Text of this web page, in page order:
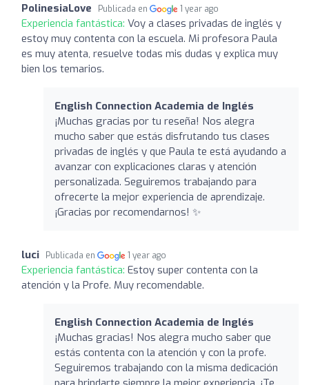
PolinesiaLove Publicada en 1 year ago
Experiencia fantástica: Voy a clases privadas de inglés y
estoy muy contenta con la escuela. Mi profesora Paula
es muy atenta, resuelve todas mis dudas y explica muy
bien los temarios.
English Connection Academia de Inglés
¡Muchas gracias por tu reseña! Nos alegra
mucho saber que estás disfrutando tus clases
privadas de inglés y que Paula te está ayudando a
avanzar con explicaciones claras y atención
personalizada. Seguiremos trabajando para
ofrecerte la mejor experiencia de aprendizaje.
¡Gracias por recomendarnos! ✨
luci Publicada en 1 year ago
Experiencia fantástica: Estoy super contenta con la
atención y la Profe. Muy recomendable.
English Connection Academia de Inglés
¡Muchas gracias! Nos alegra mucho saber que
estás contenta con la atención y con la profe.
Seguiremos trabajando con la misma dedicación